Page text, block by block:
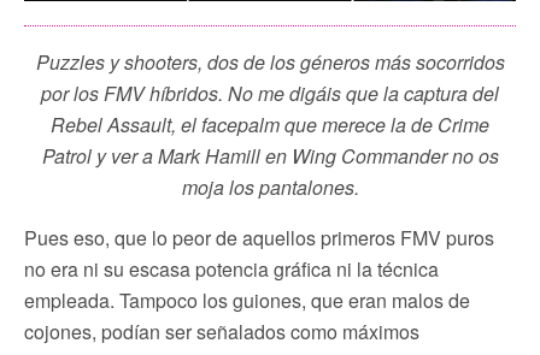
Puzzles y shooters, dos de los géneros más socorridos
por los FMV híbridos. No me digáis que la captura del
Rebel Assault, el facepalm que merece la de Crime
Patrol y ver a Mark Hamill en Wing Commander no os
moja los pantalones.
Pues eso, que lo peor de aquellos primeros FMV puros
no era ni su escasa potencia gráfica ni la técnica
empleada. Tampoco los guiones, que eran malos de
cojones, podían ser señalados como máximos